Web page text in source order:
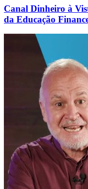
Canal Dinheiro à
da Educação